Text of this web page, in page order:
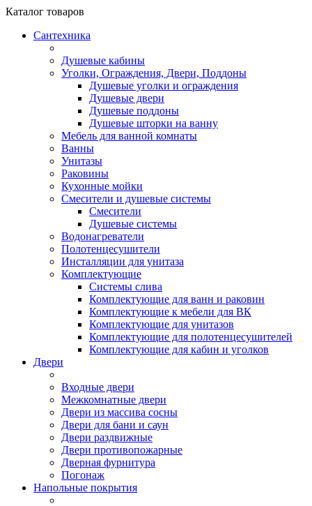
Каталог товаров
Сантехника
Душевые кабины
Уголки, Ограждения, Двери, Поддоны
Душевые уголки и ограждения
Душевые двери
Душевые поддоны
Душевые шторки на ванну
Мебель для ванной комнаты
Ванны
Унитазы
Раковины
Кухонные мойки
Смесители и душевые системы
Смесители
Душевые системы
Водонагреватели
Полотенцесушители
Инсталляции для унитаза
Комплектующие
Системы слива
Комплектующие для ванн и раковин
Комплектующие к мебели для ВК
Комплектующие для унитазов
Комплектующие для полотенцесушителей
Комплектующие для кабин и уголков
Двери
Входные двери
Межкомнатные двери
Двери из массива сосны
Двери для бани и саун
Двери раздвижные
Двери противопожарные
Дверная фурнитура
Погонаж
Напольные покрытия